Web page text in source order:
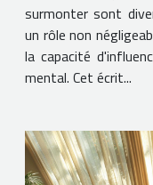
surmonter sont
un rôle non
la capacité
mental. Cet écrit...